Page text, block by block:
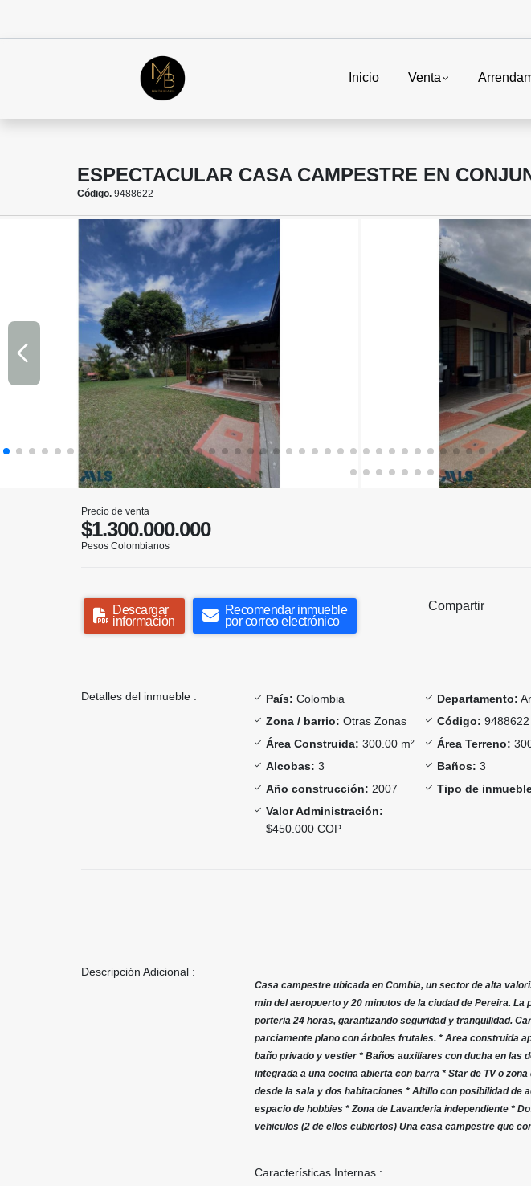
Inicio Venta
ESPECTACULAR CASA CAMPESTRE EN
Código. 9488622
Precio de venta
$1.300.000.000
Pesos Colombianos
Descargar
información
Recomendar inmueble
por correo electrónico
Compartir
Detalles del inmueble : País: Colombia Departamento:
Zona / barrio: Otras Zonas Código: 9488622
Área Construida: 300.00 m² Área Terreno:
Alcobas: 3 Baños: 3
Año construcción: 2007 Tipo de
Valor Administración:
$450.000 COP
Descripción Adicional :
Casa campestre ubicada en Combia, un sector de alta
min del aeropuerto y 20 minutos de la ciudad de Pereira.
porteria 24 horas, garantizando seguridad y tranquilidad.
parciamente plano con árboles frutales. * Area construida
baño privado y vestier * Baños auxiliares con ducha en las
integrada a una cocina abierta con barra * Star de TV o
desde la sala y dos habitaciones * Altillo con posibilidad de
espacio de hobbies * Zona de Lavanderia independiente *
vehiculos (2 de ellos cubiertos) Una casa campestre que
Características Internas :